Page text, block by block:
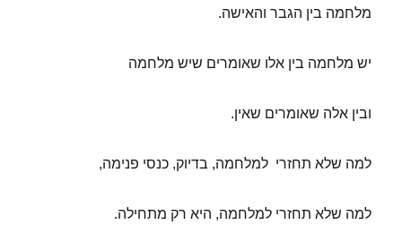
מלחמה בין הגבר והאישה.
יש מלחמה בין אלו שאומרים שיש מלחמה
ובין אלה שאומרים שאין.
למה שלא תחזרי למלחמה, בדיוק, כנסי פנימה,
למה שלא תחזרי למלחמה, היא רק מתחילה.